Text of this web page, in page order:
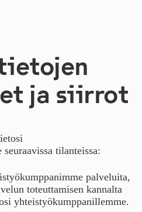
ja siirrot
tilanteissa:
palveluita,
toteuttamisen kannalta
yhteistyökumppanillemme.